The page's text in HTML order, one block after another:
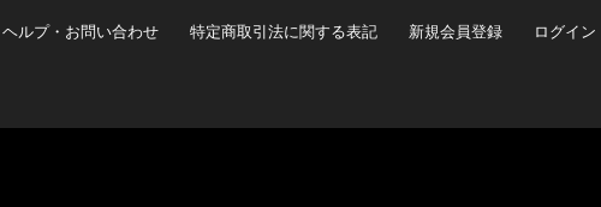
ヘルプ・お問い合わせ 特定商取引法に関する表記 新規会員登録 ログイン